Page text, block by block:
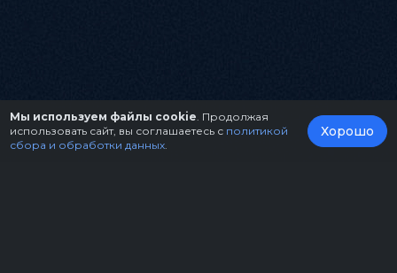
Мы используем файлы cookie . Продолжая
использовать сайт, вы соглашаетесь с политикой
сбора и обработки данных
Хорошо